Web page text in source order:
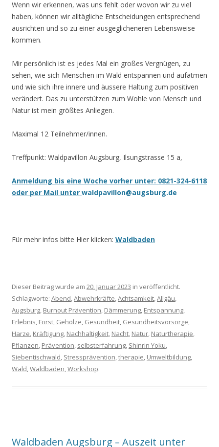
Wenn wir erkennen, was uns fehlt oder wovon wir zu viel
haben, können wir alltägliche Entscheidungen entsprechend
ausrichten und so zu einer ausgeglicheneren Lebensweise
kommen.
Mir persönlich ist es jedes Mal ein großes Vergnügen, zu
sehen, wie sich Menschen im Wald entspannen und aufatmen
und wie sich ihre innere und äussere Haltung zum positiven
verändert. Das zu unterstützen zum Wohle von Mensch und
Natur ist mein größtes Anliegen.
Maximal 12 Teilnehmer/innen.
Treffpunkt: Waldpavillon Augsburg, Ilsungstrasse 15 a,
Anmeldung bis eine Woche vorher unter: 0821-324-6118
oder per Mail unter waldpavillon@augsburg.de
Für mehr infos bitte Hier klicken: Waldbaden
Dieser Beitrag wurde am 20. Januar 2023 in veröffentlicht.
Schlagworte: Abend,Abwehrkräfte,Achtsamkeit,Allgäu,
Augsburg, Burnout Prävention, Dämmerung, Entspannung,
Erlebnis, Forst, Gehölze, Gesundheit, Gesundheitsvorsorge,
Harze, Kräftigung, Nachhaltigkeit, Nacht, Natur, Naturtherapie,
Pflanzen, Prävention, selbsterfahrung, Shinrin Yoku,
Siebentischwald, Stressprävention,therapie, Umweltbildung,
Wald,Waldbaden,Workshop.
Waldbaden Augsburg – Auszeit unter